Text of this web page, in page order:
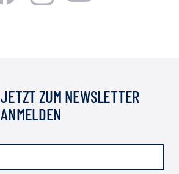
JETZT ZUM NEWSLETTER
ANMELDEN